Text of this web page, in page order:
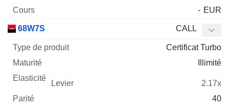
- EUR
68W7S CALL
Certificat Turbo
Illimité
2.17x
40